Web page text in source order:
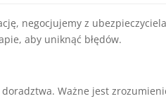
negocjujemy z
aby uniknąć błędów.
Ważne jest